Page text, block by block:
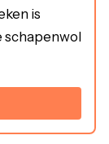
is
schapenwol